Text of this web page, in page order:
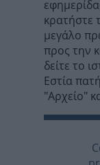
κρατήστε
μεγάλο
προς την
δείτε το
Εστία
"Αρχείο"